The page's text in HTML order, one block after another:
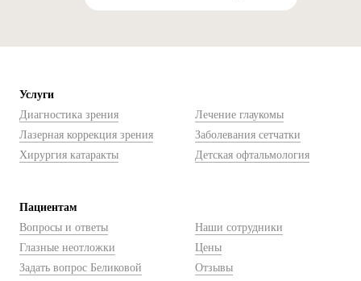
Услуги
Диагностика зрения
Лазерная коррекция зрения
Хирургия катаракты
Лечение глаукомы
Заболевания сетчатки
Детская офтальмология
Пациентам
Вопросы и ответы
Глазные неотложки
Задать вопрос Беликовой
Наши сотрудники
Цены
Отзывы